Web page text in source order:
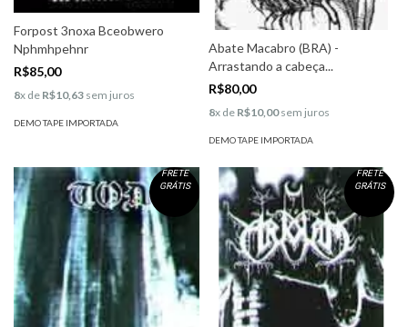
Forpost 3noxa Bceobwero
Nphmhpehnr
R$85,00
8x de R$10,63 sem juros
DEMO TAPE IMPORTADA
Abate Macabro (BRA) -
Arrastando a cabeça...
R$80,00
8x de R$10,00sem juros
DEMO TAPE IMPORTADA
FRETE
GRÁTIS
FRETE
GRÁTIS